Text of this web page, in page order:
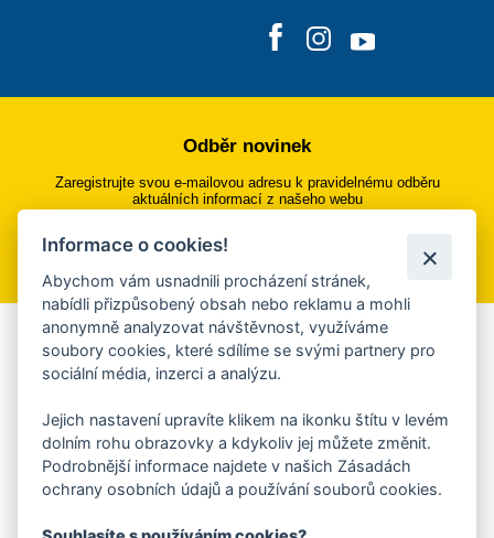
Odběr novinek
Zaregistrujte svou e-mailovou adresu k pravidelnému odběru
aktuálních informací z našeho webu
Přihlásit se k odběru
Aplikace Mobilní rozhlas
Chcete dostávat do svého mobilu či mailu upozornění na
ankety, pozvánky na kulturní a sportovní akce?
Více informací o aplikaci
Informace o cookies!
Abychom vám usnadnili procházení stránek,
nabídli přizpůsobený obsah nebo reklamu a mohli
anonymně analyzovat návštěvnost, využíváme
soubory cookies, které sdílíme se svými partnery pro
sociální média, inzerci a analýzu.
Jejich nastavení upravíte klikem na ikonku štítu v levém
dolním rohu obrazovky a kdykoliv jej můžete změnit.
Podrobnější informace najdete v našich Zásadách
ochrany osobních údajů a používání souborů cookies.